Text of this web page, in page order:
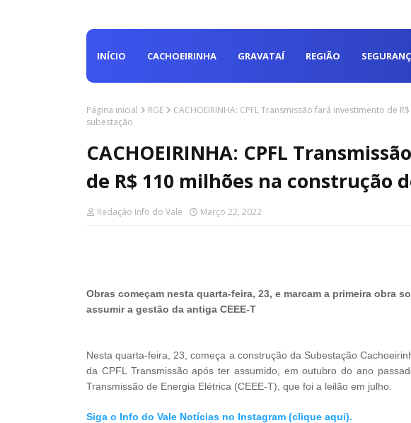
INÍCIO CACHOEIRINHA GRAVATAÍ REGIÃO
Página inicial RGE
CACHOEIRINHA: CPFL Transmissão fará investimento de
subestação
CACHOEIRINHA: CPFL
de R$ 110 milhões na construção
Redação Info do Vale Março 22, 2022
Obras começam nesta quarta-feira, 23, e marcam a primeira obra
assumir a gestão da antiga CEEE-T
Nesta quarta-feira, 23, começa a construção da Subestação
da CPFL Transmissão após ter assumido, em outubro do ano
Transmissão de Energia Elétrica (CEEE-T), que foi a leilão em julho.
Siga o Info do Vale Notícias no Instagram (clique aqui).